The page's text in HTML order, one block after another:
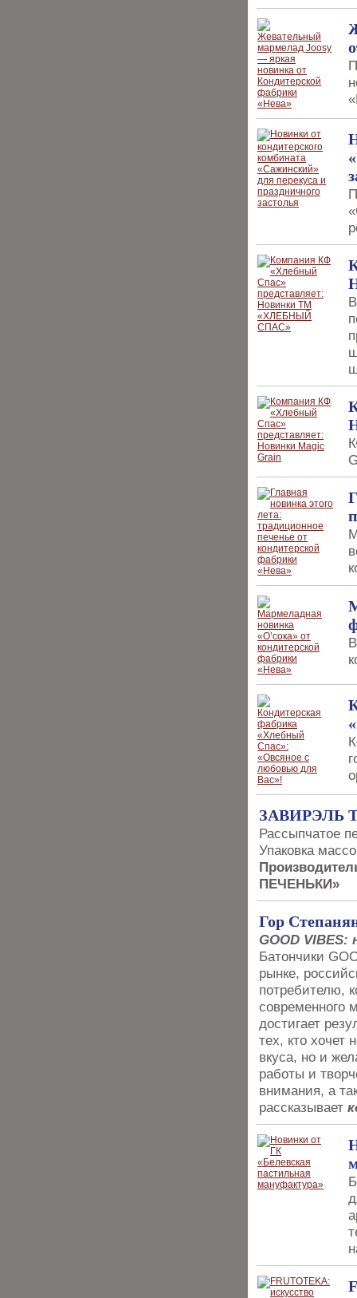
ЗАВИРЭЛЬ
Рассыпчатое
Упаковка
ПЕЧЕНЬКИ»
Гор
GOOD VIBES:
Батончики
рынке,
потребителю,
современного
достигает
тех, кто хочет
вкуса, но и
работы и
внимания, а
рассказывает